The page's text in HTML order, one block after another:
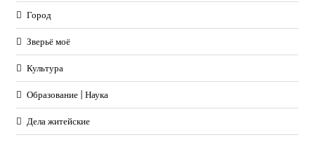
Город
Зверьё моё
Культура
Образование | Наука
Дела житейские